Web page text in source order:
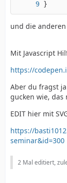
}
und die
Mit Javascript
https://
Aber du fragst
gucken wie, das
EDIT hier mit
https://
seminar&id=300
2 Mal editiert,